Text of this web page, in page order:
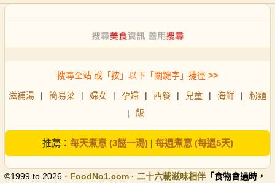
搜尋全站 或「按」以下「關鍵字」捷徑 >>
滋補湯 | 簡易菜 | 婦女 | 孕婦 | 西餐 | 兒童 | 海鮮 |
粉麵
|
飯
推薦： 每天煮意 (3餸一湯)| 每週煮意 (每週5天)
©1999 to 2026 · FoodNo1.com · 二十六載滋味相伴 「食物會過時，